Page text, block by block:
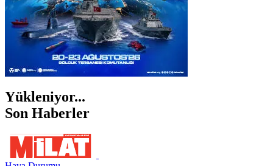
Yükleniyor...
Son Haberler